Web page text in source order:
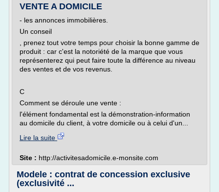
VENTE A DOMICILE
- les annonces immobilières.
Un conseil
, prenez tout votre temps pour choisir la bonne gamme de
produit : car c'est la notoriété de la marque que vous
représenterez qui peut faire toute la différence au niveau
des ventes et de vos revenus.
C
Comment se déroule une vente :
l'élément fondamental est la démonstration-information
au domicile du client, à votre domicile ou à celui d'un...
Lire la suite
Site : http://activitesadomicile.e-monsite.com
Modele : contrat de concession exclusive
(exclusivité ...